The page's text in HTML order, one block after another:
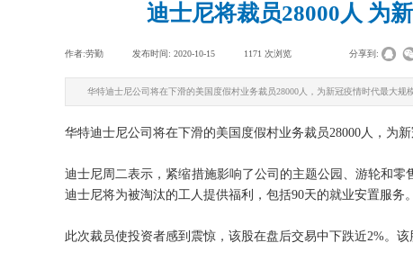
迪士尼将裁员28000人 为
作者:劳勤 发布时间: 2020-10-15 1171 次浏览 分享到:
华特迪士尼公司将在下滑的美国度假村业务裁员28000人，为新冠疫情时代最大规
华特迪士尼公司将在下滑的美国度假村业务裁员28000人，为
迪士尼周二表示，紧缩措施影响了公司的主题公园、游轮和零
迪士尼将为被淘汰的工人提供福利，包括90天的就业安置服务。
此次裁员使投资者感到震惊，该股在盘后交易中下跌近2%。该